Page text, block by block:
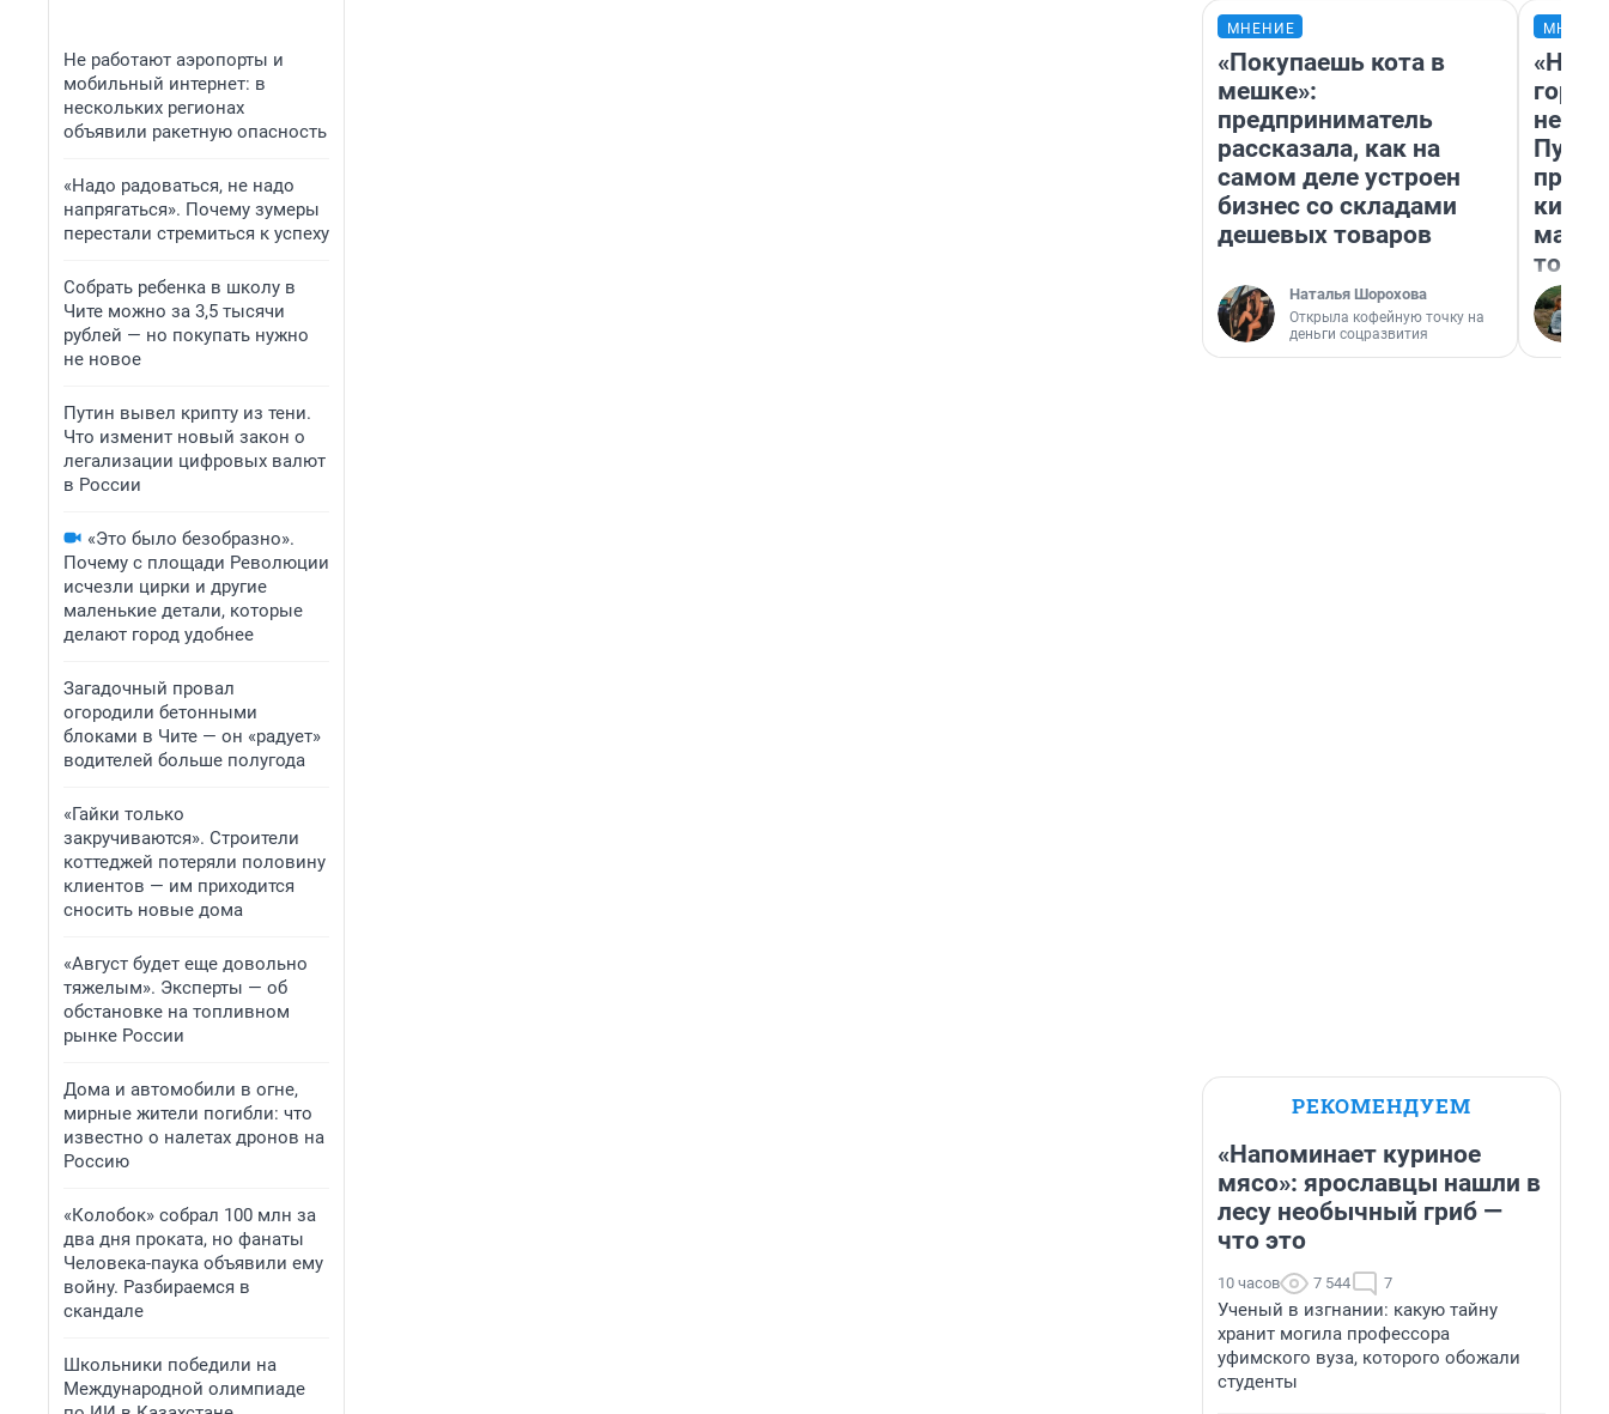
Не работают аэропорты и
мобильный интернет: в
нескольких регионах
объявили ракетную опасность
«Надо радоваться, не надо
напрягаться». Почему зумеры
перестали стремиться к успеху
Собрать ребенка в школу в
Чите можно за 3,5 тысячи
рублей — но покупать нужно
не новое
Путин вывел крипту из тени.
Что изменит новый закон о
легализации цифровых валют
в России
«Это было безобразно».
Почему с площади Революции
исчезли цирки и другие
маленькие детали, которые
делают город удобнее
Загадочный провал
огородили бетонными
блоками в Чите — он «радует»
водителей больше полугода
«Гайки только
закручиваются». Строители
коттеджей потеряли половину
клиентов — им приходится
сносить новые дома
«Август будет еще довольно
тяжелым». Эксперты — об
обстановке на топливном
рынке России
Дома и автомобили в огне,
мирные жители погибли: что
известно о налетах дронов на
Россию
«Колобок» собрал 100 млн за
два дня проката, но фанаты
Человека-паука объявили ему
войну. Разбираемся в
скандале
Школьники победили на
Международной олимпиаде
МНЕНИЕ
«Покупаешь кота в
мешке»:
предприниматель
рассказала, как на
самом деле устроен
бизнес со складами
дешевых товаров
Наталья Шорохова
Открыла кофейную точку на
деньги соцразвития
«Нет
того
РЕКОМЕНДУЕМ
«Напоминает куриное
мясо»: ярославцы нашли в
лесу необычный гриб —
что это
10 часов 7 544 7
Ученый в изгнании: какую тайну
хранит могила профессора
уфимского вуза, которого обожали
студенты